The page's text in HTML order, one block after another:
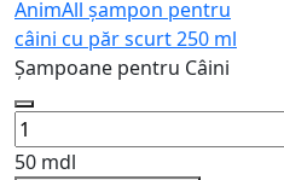
AnimAll șampon pentru
câini cu păr scurt 250 ml
Șampoane pentru Câini
50 mdl